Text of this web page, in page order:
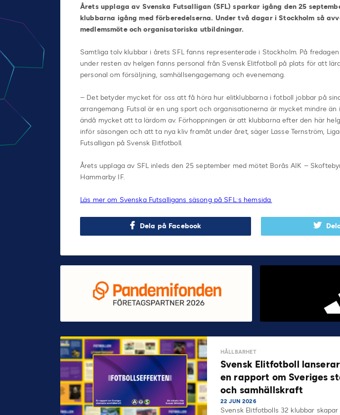
Årets upplaga av Svenska Futsalligan (SFL) sparkar igång den 25
klubbarna igång med förberedelserna. Under två dagar i Stockholm så
medlemsmöte och organisatoriska utbildningar.
Samtliga tolv klubbar i årets SFL fanns representerade i Stockholm. På
under resten av helgen fanns personal från Svensk Elitfotboll på plats för att
personal om försäljning, samhällsengagemang och evenemang.
– Det betyder mycket för oss att få höra hur elitklubbarna i fotboll jobbar på
arrangemang. Futsal är en ung sport och organisationerna är mycket mindre
ändå mycket att ta lärdom av. Förhoppningen är att klubbarna efter den här
inför säsongen och att ta nya kliv framåt under året, säger Lasse Ternström,
Futsalligan på Svensk Elitfotboll.
Årets upplaga av SFL inleds den 25 september med mötet Borås AIK –
Hammarby IF.
Läs mer om Svenska Futsalligans säsong på SFL:s hemsida.
Dela på Facebook
HÅLLBARHET
Svensk Elitfotboll
en rapport om Sveriges
och samhällskraft
22 JUN 2026
Svensk Elitfotbolls 32 klubbar